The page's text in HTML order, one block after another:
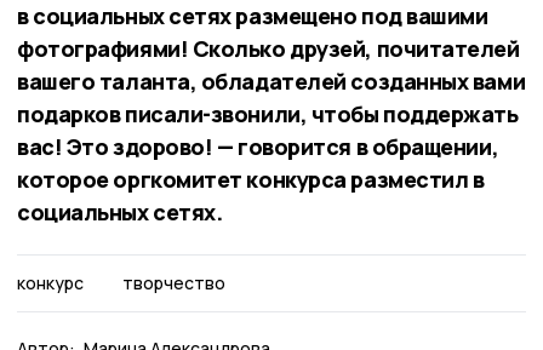
в социальных сетях размещено под вашими
фотографиями! Сколько друзей, почитателей
вашего таланта, обладателей созданных вами
подарков писали-звонили, чтобы поддержать
вас! Это здорово! — говорится в обращении,
которое оргкомитет конкурса разместил в
социальных сетях.
конкурс творчество